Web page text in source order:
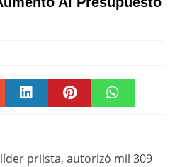
pt
priista, autorizó mil 309